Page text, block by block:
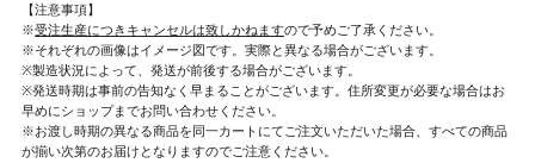
【注意事項】
※受注生産につきキャンセルは致しかねますので予めご了承ください。
※それぞれの画像はイメージ図です。実際と異なる場合がございます。
※製造状況によって、発送が前後する場合がございます。
※発送時期は事前の告知なく早まることがございます。住所変更が必要な場合はお
早めにショップまでお問い合わせください。
※お渡し時期の異なる商品を同一カートにてご注文いただいた場合、すべての商品
が揃い次第のお届けとなりますのでご注意ください。